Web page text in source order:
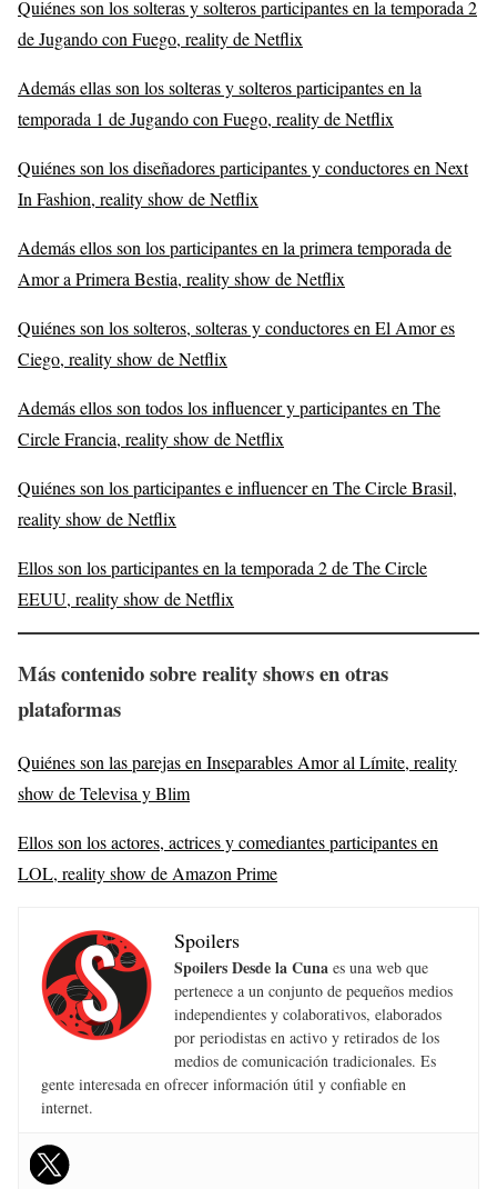
Quiénes son los solteras y solteros participantes en la temporada 2
de Jugando con Fuego, reality de Netflix
Además ellas son los solteras y solteros participantes en la
temporada 1 de Jugando con Fuego, reality de Netflix
Quiénes son los diseñadores participantes y conductores en Next
In Fashion, reality show de Netflix
Además ellos son los participantes en la primera temporada de
Amor a Primera Bestia, reality show de Netflix
Quiénes son los solteros, solteras y conductores en El Amor es
Ciego, reality show de Netflix
Además ellos son todos los influencer y participantes en The
Circle Francia, reality show de Netflix
Quiénes son los participantes e influencer en The Circle Brasil,
reality show de Netflix
Ellos son los participantes en la temporada 2 de The Circle
EEUU, reality show de Netflix
Más contenido sobre reality shows en otras
plataformas
Quiénes son las parejas en Inseparables Amor al Límite, reality
show de Televisa y Blim
Ellos son los actores, actrices y comediantes participantes en
LOL, reality show de Amazon Prime
Spoilers
Spoilers Desde la Cuna es una web que
pertenece a un conjunto de pequeños medios
independientes y colaborativos, elaborados
por periodistas en activo y retirados de los
medios de comunicación tradicionales. Es
gente interesada en ofrecer información útil y confiable en
internet.